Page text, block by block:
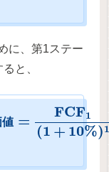
に、第1ステー
と、
値 =
FCF1
(1 + 10%)1